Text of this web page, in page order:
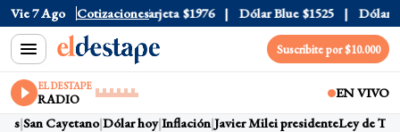
Vie 7 Ago Cotizaciones
$1520 Dólar Tarjeta $1976 Dólar Blue $1525 Dólar
Suscribite por $10.000
EL DESTAPE
RADIO
EN VIVO
San Cayetano Dólar hoy Inflación Javier Milei presidenteLey de